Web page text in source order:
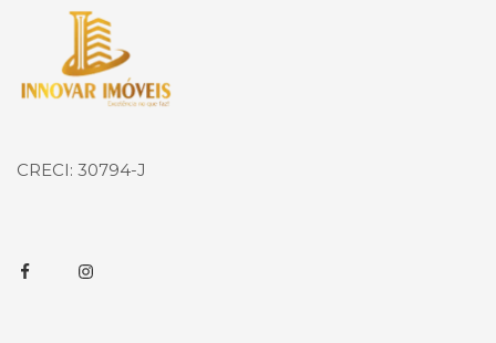
Página inicial
CRECI: 30794-J
FacebookInstagram